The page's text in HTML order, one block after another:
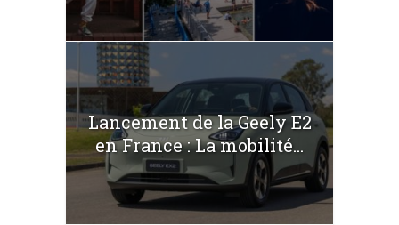
Lancement de la Geely E2
en France : La mobilité...